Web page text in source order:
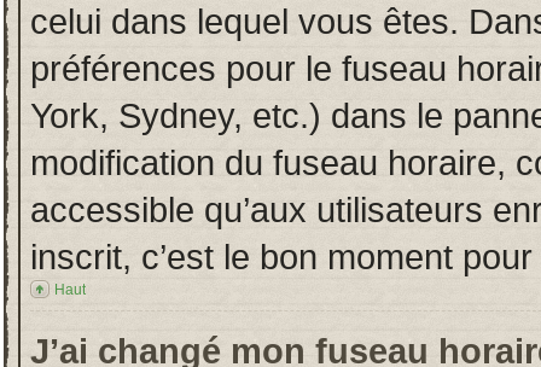
celui dans lequel vous êtes.
préférences pour le fuseau
York, Sydney, etc.) dans le
modification du fuseau horaire,
accessible qu’aux utilisateurs
inscrit, c’est le bon moment
Haut
J’ai changé mon fuseau